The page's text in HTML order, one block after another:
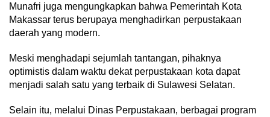
Munafri juga mengungkapkan bahwa Pemerintah Kota
Makassar terus berupaya menghadirkan perpustakaan
daerah yang modern.
Meski menghadapi sejumlah tantangan, pihaknya
optimistis dalam waktu dekat perpustakaan kota dapat
menjadi salah satu yang terbaik di Sulawesi Selatan.
Selain itu, melalui Dinas Perpustakaan, berbagai program